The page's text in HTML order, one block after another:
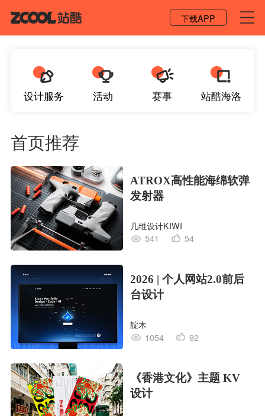
下载APP
设计服务 活动 赛事 站酷海洛
首页推荐
ATROX高性能海绵软弹
发射器
几维设计KIWI
541
54
2026 | 个人网站2.0前后
台设计
靛木
1054
92
《香港文化》主题 KV
设计